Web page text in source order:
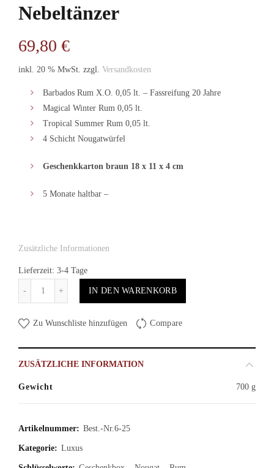
Nebeltänzer
69,80 €
inkl. 20 % MwSt. zzgl. Versandkosten
Barbados Rum X.O. 0,05 lt. – Fassreifung 20 Jahre
Magical Winter Rum 0,05 lt.
Tropical Summer Rum 0,05 lt.
4 Schicht Nougatwürfel
Geschenkkarton braun 18 x 11 x 4 cm
5 Monate haltbar –
Zusätzliche Informationen
Lieferzeit: 3-4 Tage
Anzahl
IN DEN WARENKORB
Zu Wunschliste hinzufügen Compare
ZUSÄTZLICHE INFORMATION
Gewicht 700 g
Artikelnummer: Best.-Nr.6-25
Kategorie: Luxus